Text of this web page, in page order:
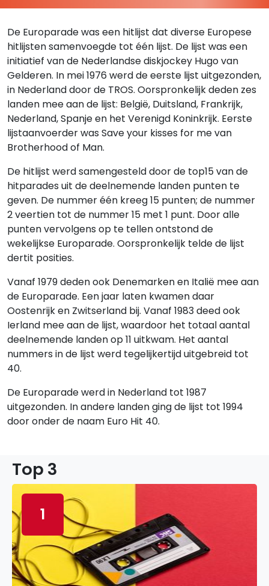
De Europarade was een hitlijst dat diverse Europese
hitlijsten samenvoegde tot één lijst. De lijst was een
initiatief van de Nederlandse diskjockey Hugo van
Gelderen. In mei 1976 werd de eerste lijst uitgezonden,
in Nederland door de TROS. Oorspronkelijk deden zes
landen mee aan de lijst: België, Duitsland, Frankrijk,
Nederland, Spanje en het Verenigd Koninkrijk. Eerste
lijstaanvoerder was Save your kisses for me van
Brotherhood of Man.
De hitlijst werd samengesteld door de top15 van de
hitparades uit de deelnemende landen punten te
geven. De nummer één kreeg 15 punten; de nummer
2 veertien tot de nummer 15 met 1 punt. Door alle
punten vervolgens op te tellen ontstond de
wekelijkse Europarade. Oorspronkelijk telde de lijst
dertit posities.
Vanaf 1979 deden ook Denemarken en Italië mee aan
de Europarade. Een jaar laten kwamen daar
Oostenrijk en Zwitserland bij. Vanaf 1983 deed ook
Ierland mee aan de lijst, waardoor het totaal aantal
deelnemende landen op 11 uitkwam. Het aantal
nummers in de lijst werd tegelijkertijd uitgebreid tot
40.
De Europarade werd in Nederland tot 1987
uitgezonden. In andere landen ging de lijst tot 1994
door onder de naam Euro Hit 40.
Top 3
1